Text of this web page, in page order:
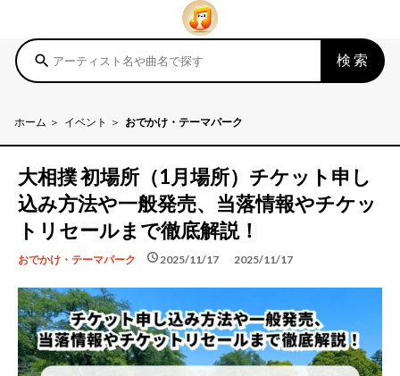
search 検索
ホーム イベント おでかけ・テーマパーク
大相撲 初場所（1月場所）チケット申し
込み方法や一般発売、当落情報やチケッ
トリセールまで徹底解説！
おでかけ・テーマパーク schedule 2025/11/17
schedule 2025/11/17